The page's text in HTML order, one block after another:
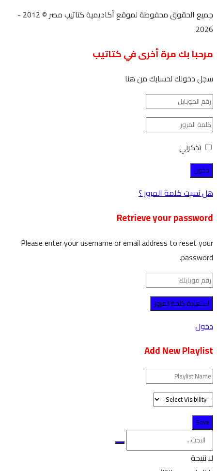
جميع الحقوق محفوظة لموقع أكاديمية كتاتيب مصر © 2012 -
بك مرة أخرى في كتاتيب
دخولك لحسابك من هنا
تذكرني
نسيت كلمة المرور ؟
Retrieve your
Please enter your username or email address to reset
Add New